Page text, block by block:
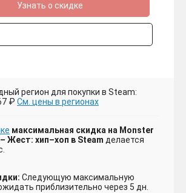
Узнать о скидке
регион для покупки в Steam:
₽ См. цены в регионах
максимальная скидка на Monster
Жест: хип–хоп в Steam делается
Следующую максимальную
приблизительно через 5 дн.